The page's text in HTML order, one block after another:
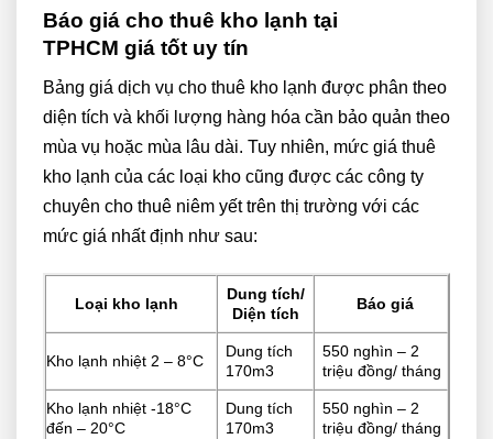
Báo giá cho thuê kho lạnh tại
TPHCM giá tốt uy tín
Bảng giá dịch vụ cho thuê kho lạnh được phân theo
diện tích và khối lượng hàng hóa cần bảo quản theo
mùa vụ hoặc mùa lâu dài. Tuy nhiên, mức giá thuê
kho lạnh của các loại kho cũng được các công ty
chuyên cho thuê niêm yết trên thị trường với các
mức giá nhất định như sau:
Loại kho lạnh
Dung tích/
Diện tích
Báo giá
Kho lạnh nhiệt 2 – 8°C
Dung tích
170m3
550 nghìn – 2
triệu đồng/ tháng
Kho lạnh nhiệt -18°C
đến – 20°C
Dung tích
170m3
550 nghìn – 2
triệu đồng/ tháng